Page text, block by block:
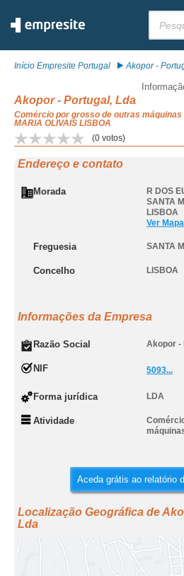
Início Empresite Portugal Akopor -
Akopor - Portugal, Lda
Comércio por grosso de outras máquinas
MARIA OLIVAIS LISBOA
(0 votos)
Endereço e contato
Morada R DOS
SANTA
LISBOA
Ver Mapa
Freguesia SANTA
Concelho LISBOA
Informações da Empresa
Razão Social Akopor -
NIF 5093...
Forma jurídica LDA
Atividade
Aceda grátis ao relatório
Localização Geográfica de
Lda